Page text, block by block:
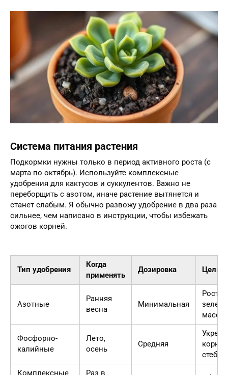
Система питания растения
Подкормки нужны только в период активного роста (с
марта по октябрь). Используйте комплексные
удобрения для кактусов и суккулентов. Важно не
переборщить с азотом, иначе растение вытянется и
станет слабым. Я обычно развожу удобрение в два раза
сильнее, чем написано в инструкции, чтобы избежать
ожогов корней.
Тип удобрения
Когда
применять
Дозировка Цель
Азотные
Ранняя
весна
Минимальная
Рост
массы
Фосфорно-
калийные
Лето,
осень
Средняя
стебля
Комплексные
Раз в